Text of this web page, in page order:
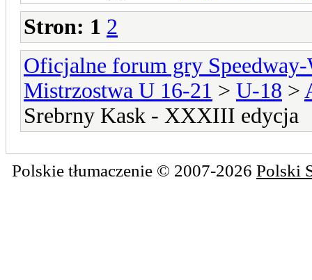
Stron: 1 2
Oficjalne forum gry
Mistrzostwa U 16-21 > U-18 >
Srebrny Kask - XXXIII edycja
Polskie tłumaczenie © 2007-2026 Polski